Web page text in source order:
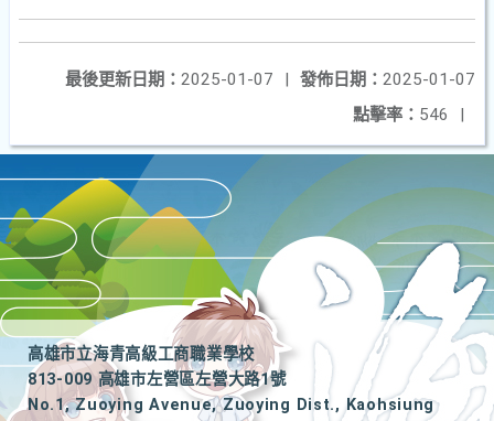
發佈日期： 2025-01-07
最後更新日期： 2025-01-07
|
點擊率： 546 |
高雄市立海青高級工商職業學校
813-009 高雄市左營區左營大路1號
No.1, Zuoying Avenue, Zuoying Dist., Kaohsiung